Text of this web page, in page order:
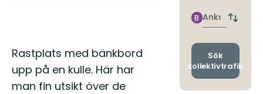
Beskrivning
Rastplats med bänkbord
upp på en kulle. Här har
man fin utsikt över de
Ankomst
B
Byt
och
Sök
kollektivtrafik